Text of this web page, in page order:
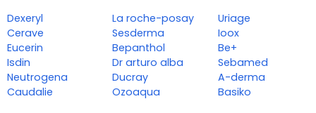
Dexeryl
Cerave
Eucerin
Isdin
Neutrogena
Caudalie
La roche-posay
Sesderma
Bepanthol
Dr arturo alba
Ducray
Ozoaqua
Uriage
Ioox
Be+
Sebamed
A-derma
Basiko